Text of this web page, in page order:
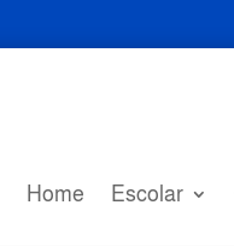
Home Escolar